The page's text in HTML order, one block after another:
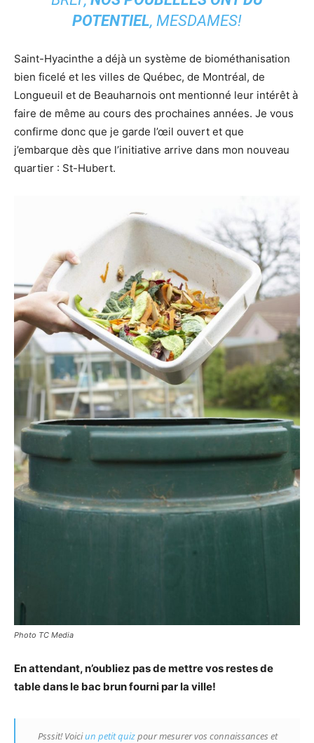
POTENTIEL, MESDAMES!
Saint-Hyacinthe a déjà un système de biométhanisation
bien ficelé et les villes de Québec, de Montréal, de
Longueuil et de Beauharnois ont mentionné leur intérêt à
faire de même au cours des prochaines années. Je vous
confirme donc que je garde l’œil ouvert et que
j’embarque dès que l’initiative arrive dans mon nouveau
quartier : St-Hubert.
Photo TC Media
En attendant, n’oubliez pas de mettre vos restes de
table dans le bac brun fourni par la ville!
Psssit! Voiciun petit quizpour mesurer vos connaissances et